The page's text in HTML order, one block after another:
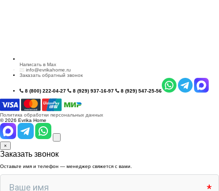
Написать в Max
info@evrikahome.ru
Заказать обратный звонок
8 (800) 222-04-27 8 (929) 937-16-97 8 (929) 547-25-56
Политика обработки персональных данных
© 2026 Evrika Home
×
Заказать звонок
Оставьте имя и телефон — менеджер свяжется с вами.